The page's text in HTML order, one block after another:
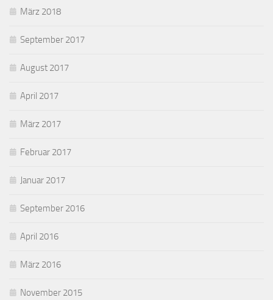
März 2018
September 2017
August 2017
April 2017
März 2017
Februar 2017
Januar 2017
September 2016
April 2016
März 2016
November 2015